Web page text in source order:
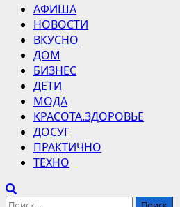
Основное
меню
АФИША
НОВОСТИ
ВКУСНО
ДОМ
БИЗНЕС
ДЕТИ
МОДА
КРАСОТА.ЗДОРОВЬЕ
ДОСУГ
ПРАКТИЧНО
ТЕХНО
Найти: